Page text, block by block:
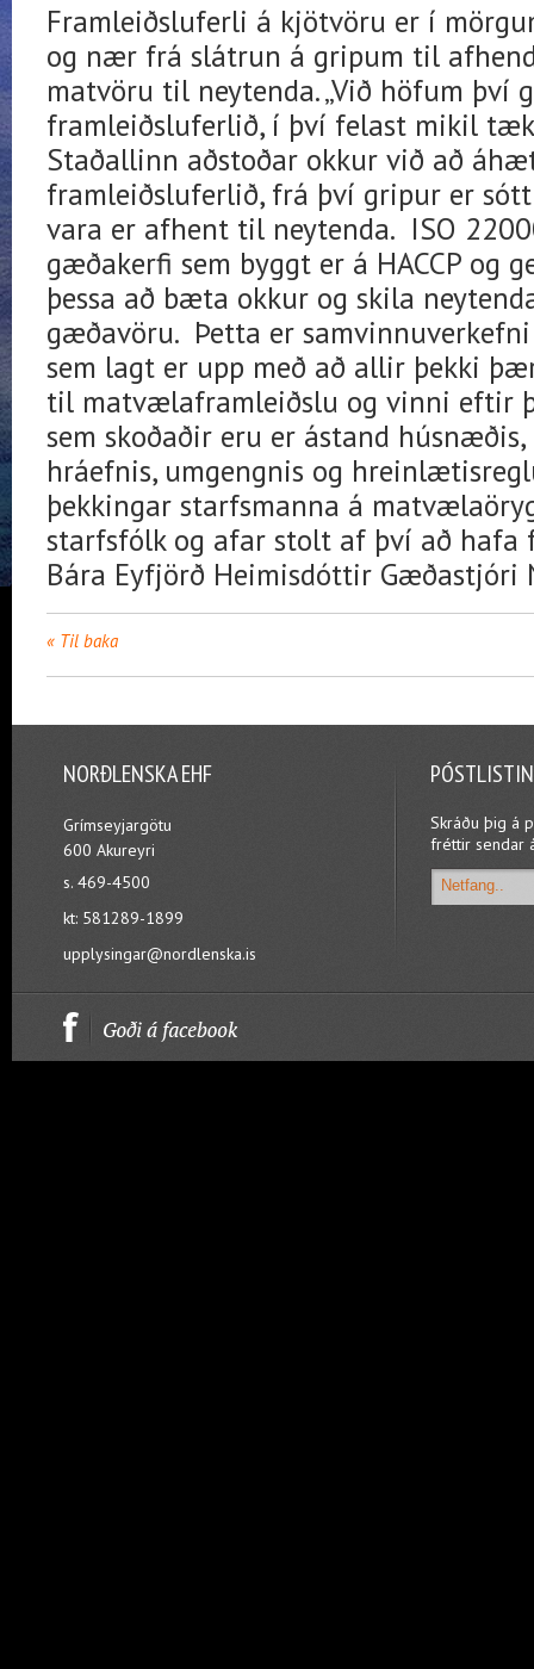
Framleiðsluferli á kjötvöru er í
og nær frá slátrun á gripum til
matvöru til neytenda. „Við höfum því
framleiðsluferlið, í því felast mikil
Staðallinn aðstoðar okkur við að
framleiðsluferlið, frá því gripur er
vara er afhent til neytenda. ISO
gæðakerfi sem byggt er á HACCP
þessa að bæta okkur og skila
gæðavöru. Þetta er
sem lagt er upp með að allir þekki
til matvælaframleiðslu og vinni eftir
sem skoðaðir eru er ástand
hráefnis, umgengnis og
þekkingar starfsmanna á
starfsfólk og afar stolt af því að hafa
Bára Eyfjörð Heimisdóttir Gæðastjóri
Til baka
NORÐLENSKA EHF
Grímseyjargötu
600 Akureyri
s. 469-4500
kt: 581289-1899
upplysingar@nordlenska.is
Skráðu þig á
fréttir sendar